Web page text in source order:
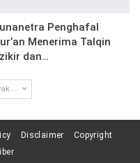
Penghafal
Menerima Talqin
dan…
...
Disclaimer
Copyright